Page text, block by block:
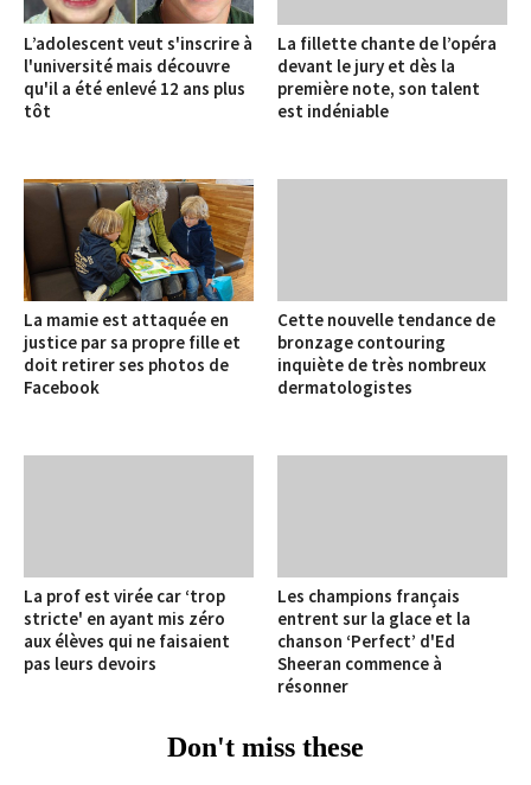
L’adolescent veut s'inscrire à
l'université mais découvre
qu'il a été enlevé 12 ans plus
tôt
La fillette chante de l’opéra
devant le jury et dès la
première note, son talent
est indéniable
La mamie est attaquée en
justice par sa propre fille et
doit retirer ses photos de
Facebook
Cette nouvelle tendance de
bronzage contouring
inquiète de très nombreux
dermatologistes
La prof est virée car ‘trop
stricte' en ayant mis zéro
aux élèves qui ne faisaient
pas leurs devoirs
Les champions français
entrent sur la glace et la
chanson ‘Perfect’ d'Ed
Sheeran commence à
résonner
Don't miss these